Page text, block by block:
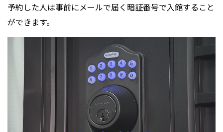
予約した人は事前にメールで届く暗証番号で入館すること
ができます。